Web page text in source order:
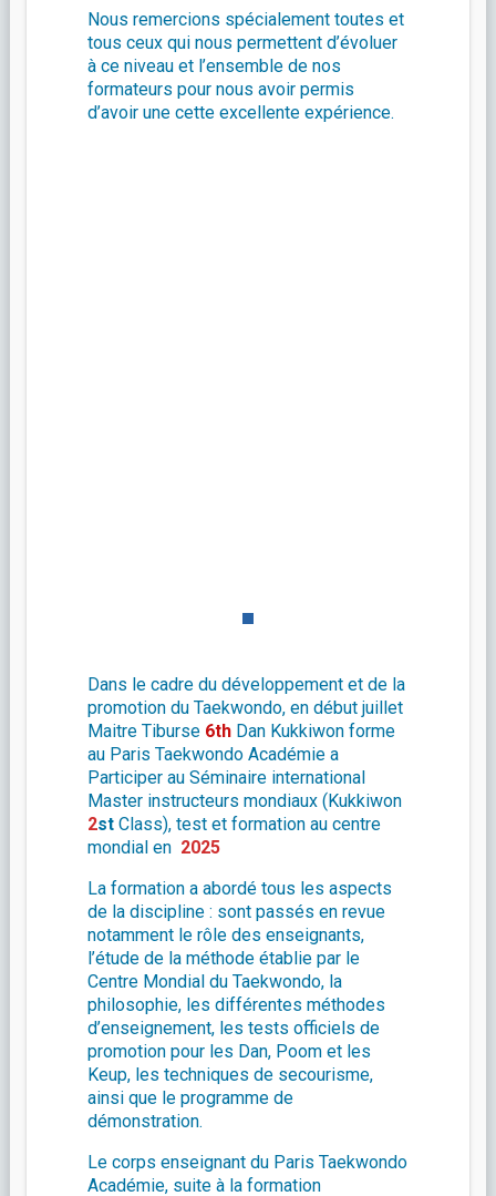
Nous remercions spécialement toutes et
tous ceux qui nous permettent d’évoluer
à ce niveau et l’ensemble de nos
formateurs pour nous avoir permis
d’avoir une cette excellente expérience.
Dans le cadre du développement et de la
promotion du Taekwondo, en début juillet
Maitre Tiburse 6th Dan Kukkiwon forme
au Paris Taekwondo Académie a
Participer au Séminaire international
Master instructeurs mondiaux (Kukkiwon
2st Class), test et formation au centre
mondial en 2025
La formation a abordé tous les aspects
de la discipline : sont passés en revue
notamment le rôle des enseignants,
l’étude de la méthode établie par le
Centre Mondial du Taekwondo, la
philosophie, les différentes méthodes
d’enseignement, les tests officiels de
promotion pour les Dan, Poom et les
Keup, les techniques de secourisme,
ainsi que le programme de
démonstration.
Le corps enseignant du Paris Taekwondo
Académie, suite à la formation